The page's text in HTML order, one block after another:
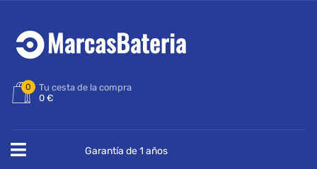
0
Tu cesta de la compra
0 €
Garantía de 1 años